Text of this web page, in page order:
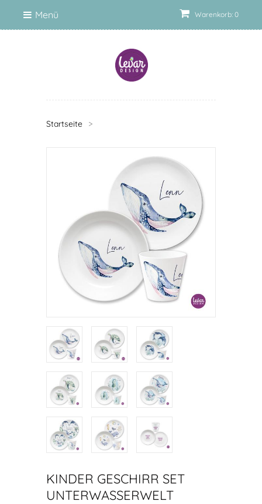
Warenkorb: 0
Menü
Startseite >
KINDER GESCHIRR SET
UNTERWASSERWELT